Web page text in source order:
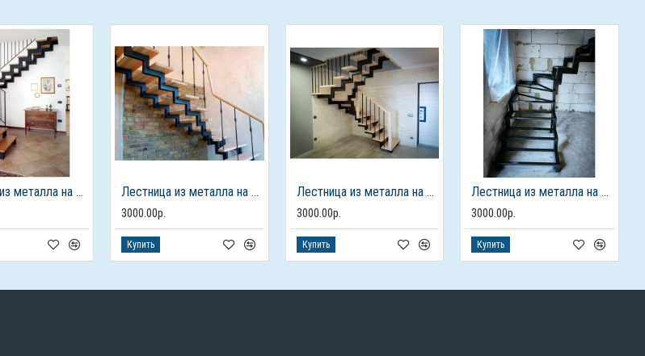
Лестница из металла на 2 этаж Лестница из металла на 2 этаж
3000.00р.
Купить
Лестница из металла на 2 этаж
3000.00р.
Купить
Лестница из металла на 2 этаж
3000.00р.
Купить